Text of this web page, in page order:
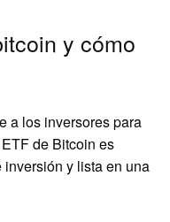
y cómo
a los inversores para
de Bitcoin es
y lista en una